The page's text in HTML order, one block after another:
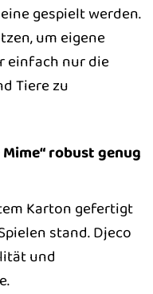
gespielt werden.
um eigene
einfach nur die
Tiere zu
robust genug
Karton gefertigt
stand. Djeco
und